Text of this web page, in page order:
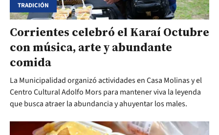
TRADICIÓN
Corrientes celebró el Karaí Octubre
con música, arte y abundante
comida
La Municipalidad organizó actividades en Casa Molinas y el
Centro Cultural Adolfo Mors para mantener viva la leyenda
que busca atraer la abundancia y ahuyentar los males.